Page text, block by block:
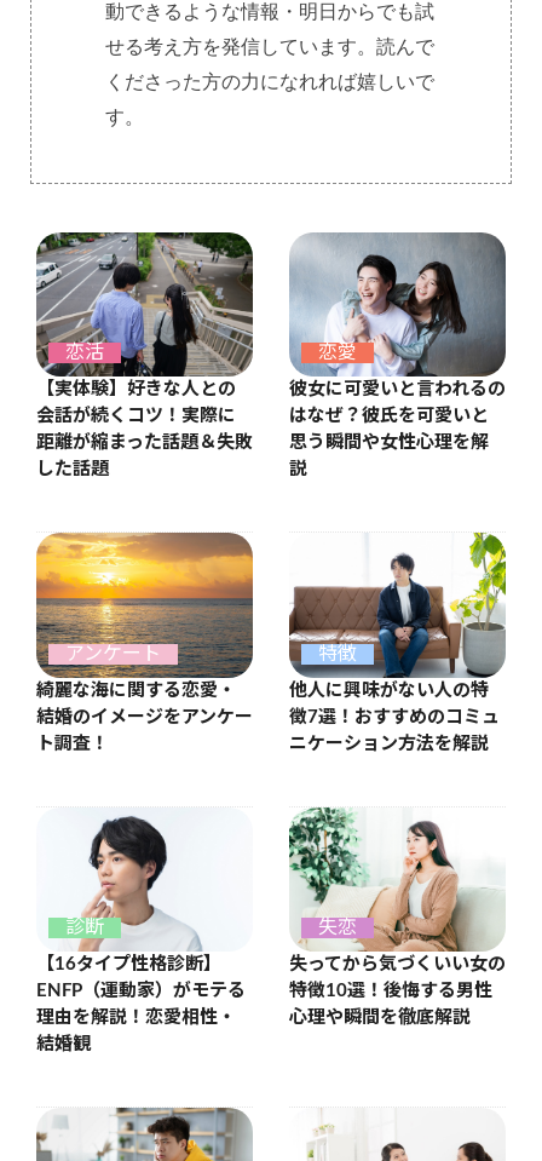
動できるような情報・明日からでも試
せる考え方を発信しています。読んで
くださった方の力になれれば嬉しいで
す。
恋活
【実体験】好きな人との
会話が続くコツ！実際に
距離が縮まった話題＆失敗
した話題
恋愛
彼女に可愛いと言われるの
はなぜ？彼氏を可愛いと
思う瞬間や女性心理を解
説
アンケート
綺麗な海に関する恋愛・
結婚のイメージをアンケー
ト調査！
特徴
他人に興味がない人の特
徴7選！おすすめのコミュ
ニケーション方法を解説
診断
【16タイプ性格診断】
ENFP（運動家）がモテる
理由を解説！恋愛相性・
結婚観
失恋
失ってから気づくいい女の
特徴10選！後悔する男性
心理や瞬間を徹底解説